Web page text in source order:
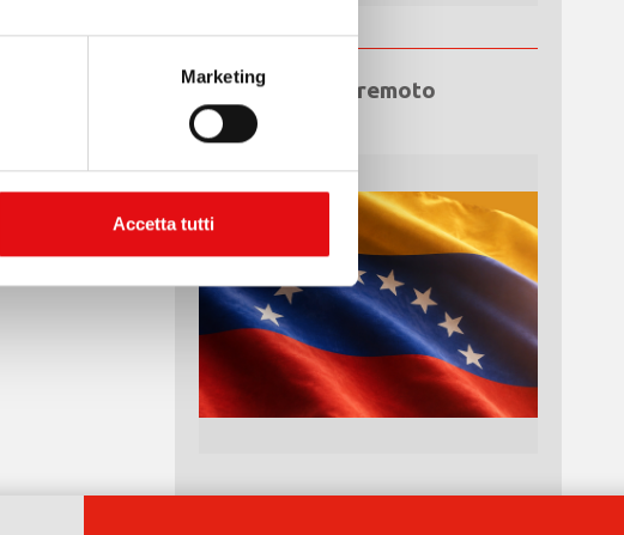
Marketing
Accetta tutti
Mostra
Emergenza terremoto
Venezuela